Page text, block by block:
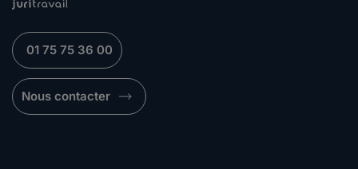
01 75 75 36 00
Nous contacter